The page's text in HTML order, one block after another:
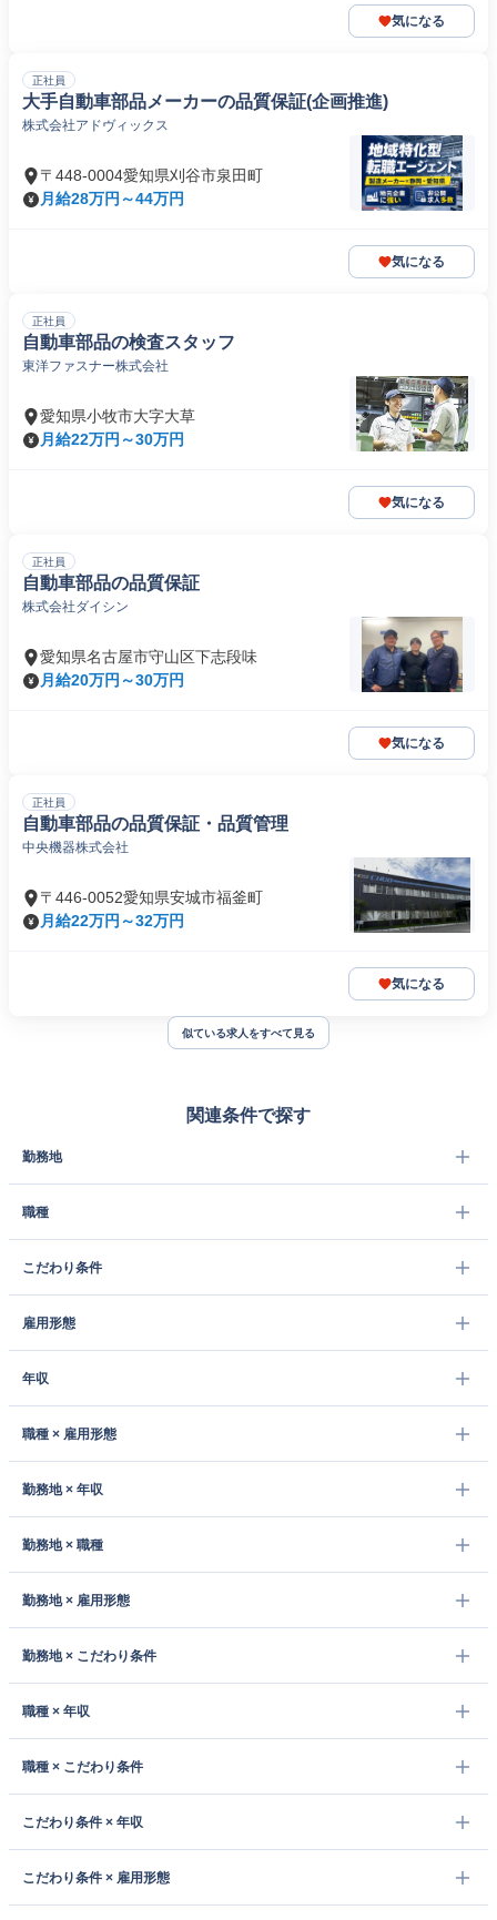
気になる
正社員
大手自動車部品メーカーの品質保証(企画推進)
株式会社アドヴィックス
〒448-0004愛知県刈谷市泉田町
月給28万円～44万円
気になる
正社員
自動車部品の検査スタッフ
東洋ファスナー株式会社
愛知県小牧市大字大草
月給22万円～30万円
気になる
正社員
自動車部品の品質保証
株式会社ダイシン
愛知県名古屋市守山区下志段味
月給20万円～30万円
気になる
正社員
自動車部品の品質保証・品質管理
中央機器株式会社
〒446-0052愛知県安城市福釜町
月給22万円～32万円
気になる
似ている求人をすべて見る
関連条件で探す
勤務地
職種
こだわり条件
雇用形態
年収
職種 × 雇用形態
勤務地 × 年収
勤務地 × 職種
勤務地 × 雇用形態
勤務地 × こだわり条件
職種 × 年収
職種 × こだわり条件
こだわり条件 × 年収
こだわり条件 × 雇用形態